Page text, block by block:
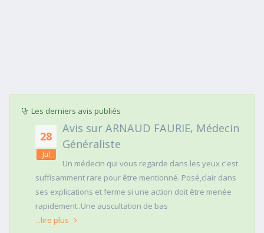
Les derniers avis publiés
28
Jul
Avis sur ARNAUD FAURIE, Médecin
Généraliste
Un médecin qui vous regarde dans les yeux c'est
suffisamment rare pour être mentionné. Posé,clair dans
ses explications et ferme si une action doit être menée
rapidement..Une auscultation de bas
...lire plus